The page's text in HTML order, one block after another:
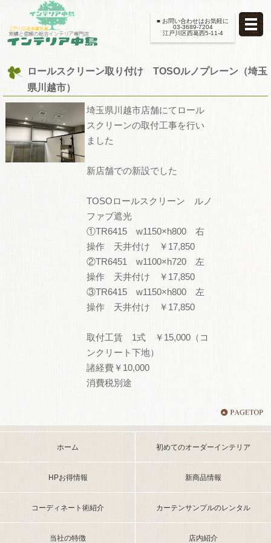
■ お問い合わせはお気軽に
03-3689-7204
江戸川区西葛西5-11-4
ロールスクリーン取り付け TOSOルノプレーン（埼玉
県川越市）
埼玉県川越市店舗にてロール
スクリーンの取付工事を行い
ました
新店舗での新設でした
TOSOロールスクリーン ルノ
ファブ遮光
①TR6415 w1150×h800 右
操作 天井付け ￥17,850
②TR6451 w1100×h720 左
操作 天井付け ￥17,850
③TR6415 w1150×h800 左
操作 天井付け ￥17,850
取付工賃 1式 ￥15,000（コ
ンクリート下地）
諸経費￥10,000
消費税別途
ホーム 初めてのオーダーインテリア
HPお得情報 新商品情報
コーディネート術紹介 カーテンサンプルのレンタル
当社の特徴 店内紹介